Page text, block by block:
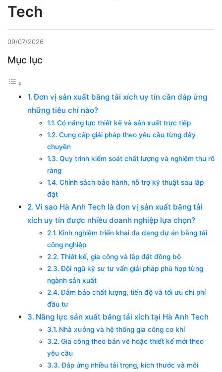
Tech
09/07/2026
Mục lục
Đơn vị sản xuất băng tải xích uy tín cần đáp ứng
những tiêu chí nào?
Có năng lực thiết kế và sản xuất trực tiếp
Cung cấp giải pháp theo yêu cầu từng dây
chuyền
Quy trình kiểm soát chất lượng và nghiệm thu rõ
ràng
Chính sách bảo hành, hỗ trợ kỹ thuật sau lắp
đặt
Vì sao Hà Anh Tech là đơn vị sản xuất băng tải
xích uy tín được nhiều doanh nghiệp lựa chọn?
Kinh nghiệm triển khai đa dạng dự án băng tải
công nghiệp
Thiết kế, gia công và lắp đặt đồng bộ
Đội ngũ kỹ sư tư vấn giải pháp phù hợp từng
ngành sản xuất
Đảm bảo chất lượng, tiến độ và tối ưu chi phí
đầu tư
Năng lực sản xuất băng tải xích tại Hà Anh Tech
Nhà xưởng và hệ thống gia công cơ khí
Gia công theo bản vẽ hoặc thiết kế mới theo
yêu cầu
Đáp ứng nhiều tải trọng, kích thước và môi